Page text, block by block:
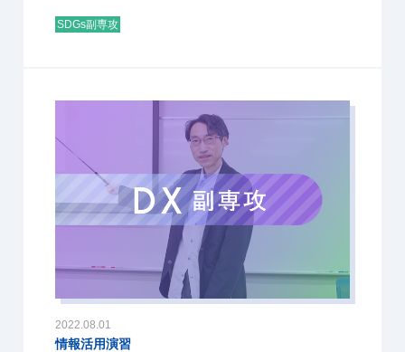
SDGs副専攻
2022.08.01
情報活用演習